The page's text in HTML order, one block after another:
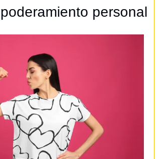
personal